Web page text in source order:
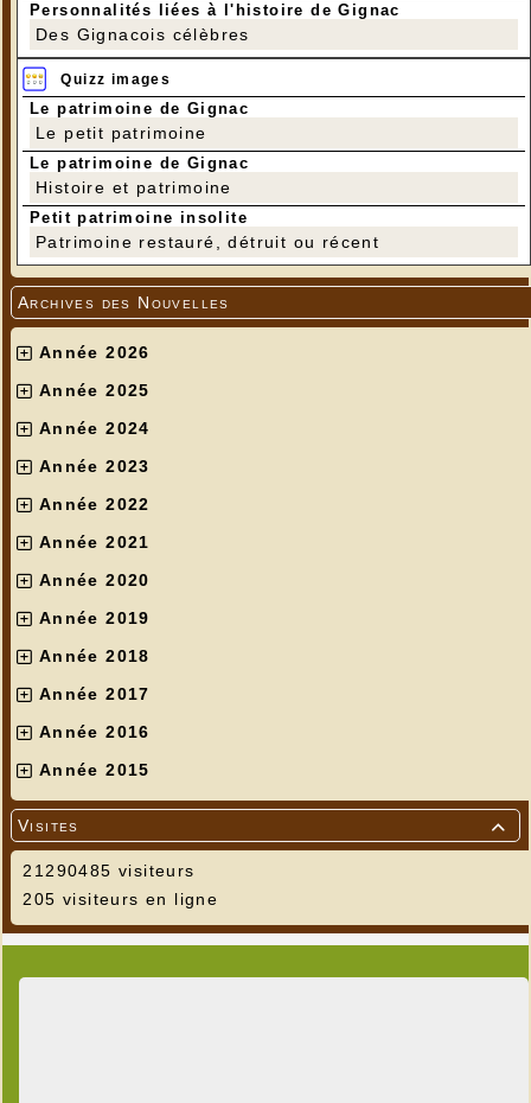
Personnalités liées à l'histoire de Gignac
Des Gignacois célèbres
Quizz images
Le patrimoine de Gignac
Le petit patrimoine
Le patrimoine de Gignac
Histoire et patrimoine
Petit patrimoine insolite
Patrimoine restauré, détruit ou récent
Archives des Nouvelles
Année 2026
Année 2025
Année 2024
Année 2023
Année 2022
Année 2021
Année 2020
Année 2019
Année 2018
Année 2017
Année 2016
Année 2015

Visites
21290485 visiteurs
205 visiteurs en ligne